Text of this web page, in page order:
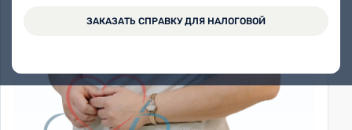
ЗАКАЗАТЬ СПРАВКУ ДЛЯ НАЛОГОВОЙ